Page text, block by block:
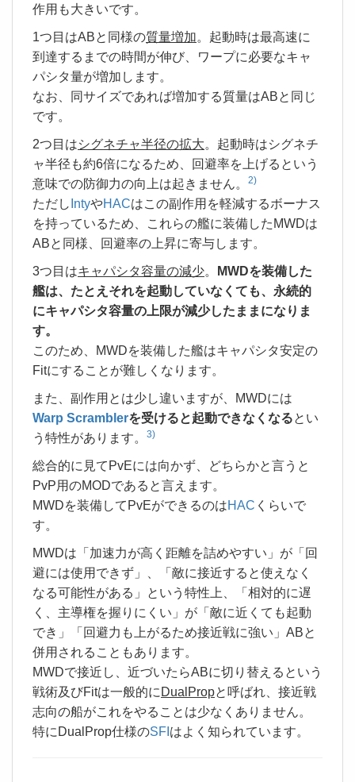
作用も大きいです。
1つ目はABと同様の質量増加。起動時は最高速に
到達するまでの時間が伸び、ワープに必要なキャ
パシタ量が増加します。
なお、同サイズであれば増加する質量はABと同じ
です。
2つ目はシグネチャ半径の拡大。起動時はシグネチ
ャ半径も約6倍になるため、回避率を上げるという
意味での防御力の向上は起きません。
2)
ただし IntyやHACはこの副作用を軽減するボーナス
を持っているため、これらの艦に装備したMWDは
ABと同様、回避率の上昇に寄与します。
3つ目はキャパシタ容量の減少。
MWDを装備した
艦は、たとえそれを起動していなくても、永続的
にキャパシタ容量の上限が減少したままになりま
す。
このため、MWDを装備した艦はキャパシタ安定の
Fitにすることが難しくなります。
また、副作用とは少し違いますが、MWDには
Warp Scramblerを受けると起動できなくなるとい
う特性があります。
3)
総合的に見てPvEには向かず、どちらかと言うと
PvP用のMODであると言えます。
MWDを装備してPvEができるのはHAC くらいで
す。
MWDは「加速力が高く距離を詰めやすい」が「回
避には使用できず」、「敵に接近すると使えなく
なる可能性がある」という特性上、「相対的に遅
く、主導権を握りにくい」が「敵に近くても起動
でき」「回避力も上がるため接近戦に強い」ABと
併用されることもあります。
MWDで接近し、近づいたらABに切り替えるという
戦術及びFitは一般的に DualPropと呼ばれ、接近戦
志向の船がこれをやることは少なくありません。
特にDualProp仕様のSFI はよく知られています。